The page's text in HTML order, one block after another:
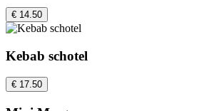
€ 14.50
Kebab schotel
€ 17.50